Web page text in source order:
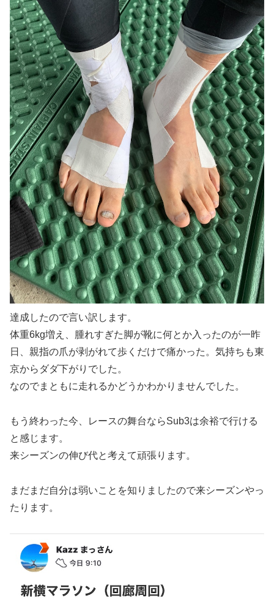
達成したので言い訳します。
体重6kg増え、腫れすぎた脚が靴に何とか入ったのが一昨
日、親指の爪が剥がれて歩くだけで痛かった。気持ちも東
京からダダ下がりでした。
なのでまともに走れるかどうかわかりませんでした。
もう終わった今、レースの舞台ならSub3は余裕で行ける
と感じます。
来シーズンの伸び代と考えて頑張ります。
まだまだ自分は弱いことを知りましたので来シーズンやっ
たります。